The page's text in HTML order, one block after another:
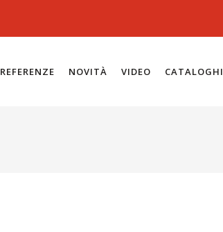
REFERENZE NOVITÀ VIDEO CATALOGHI